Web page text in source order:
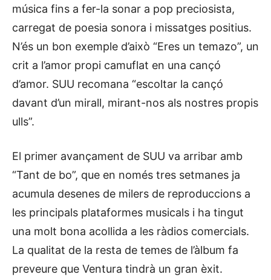
música fins a fer-la sonar a pop preciosista,
carregat de poesia sonora i missatges positius.
N’és un bon exemple d’això “Eres un temazo”, un
crit a l’amor propi camuflat en una cançó
d’amor. SUU recomana “escoltar la cançó
davant d’un mirall, mirant-nos als nostres propis
ulls”.
El primer avançament de SUU va arribar amb
“Tant de bo”, que en només tres setmanes ja
acumula desenes de milers de reproduccions a
les principals plataformes musicals i ha tingut
una molt bona acollida a les ràdios comercials.
La qualitat de la resta de temes de l’àlbum fa
preveure que Ventura tindrà un gran èxit.